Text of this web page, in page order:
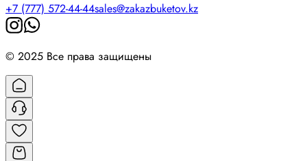
+7 (777) 572-44-44sales@zakazbuketov.kz
© 2025 Все права защищены